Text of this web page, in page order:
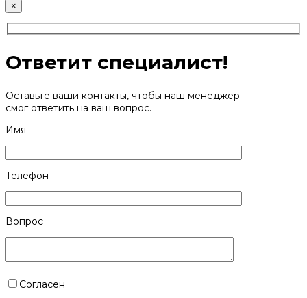
×
Ответит специалист!
Оставьте ваши контакты, чтобы наш менеджер
смог ответить на ваш вопрос.
Имя
Телефон
Вопрос
Согласен